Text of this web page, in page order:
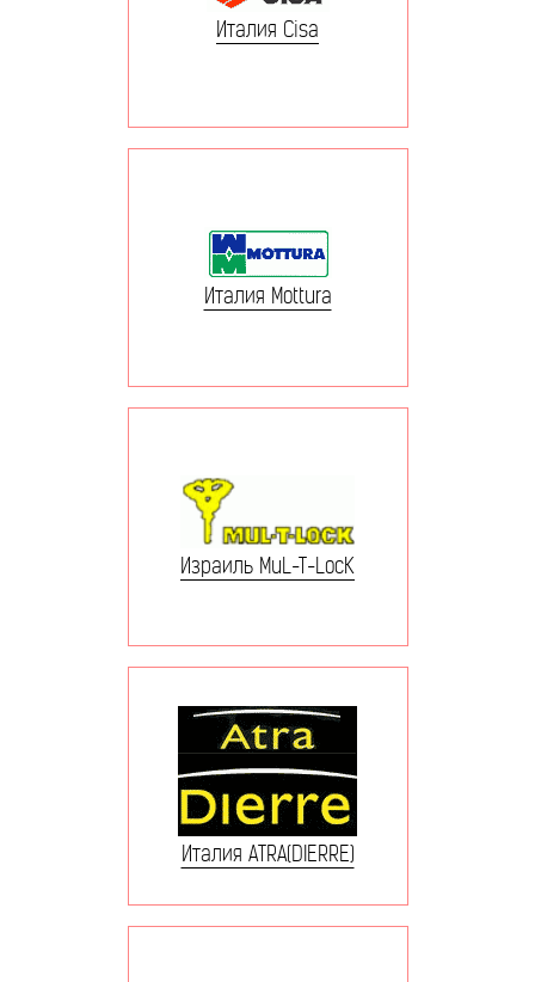
Италия Cisa
Италия Mottura
Израиль MuL-T-LocK
Италия ATRA(DIERRE)